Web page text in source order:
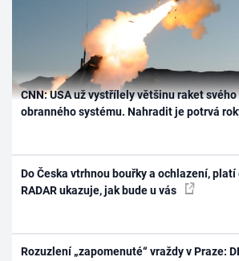
CNN: USA už vystřílely většinu raket
obranného systému. Nahradit je potrvá
Do Česka vtrhnou bouřky a ochlazení,
RADAR ukazuje, jak bude u vás
Rozuzlení „zapomenuté“ vraždy v Praze: